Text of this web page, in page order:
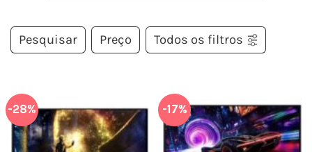
Pesquisar Preço Todos os filtros
-28% -17%